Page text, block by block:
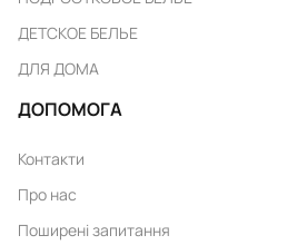
ДЕТСКОЕ БЕЛЬЕ
ДЛЯ ДОМА
ДОПОМОГА
Контакти
Про нас
Поширені запитання